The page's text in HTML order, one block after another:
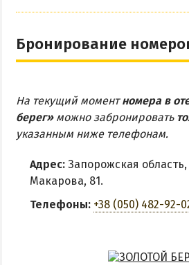
Бронирование
На текущий моментномера в
берег»можно забронировать
указанным ниже телефонам.
Адрес: Запорожская область,
Макарова, 81.
Телефоны: +38 (050) 482-92-